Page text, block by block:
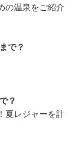
の温泉をご紹介
で？
？
夏レジャーを計